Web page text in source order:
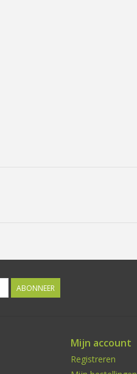
ABONNEER
Mijn account
Registreren